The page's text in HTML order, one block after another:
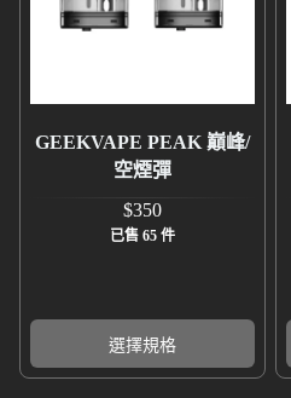
GEEKVAPE PEAK 巔峰/
空煙彈
$350
已售 65 件
選擇規格